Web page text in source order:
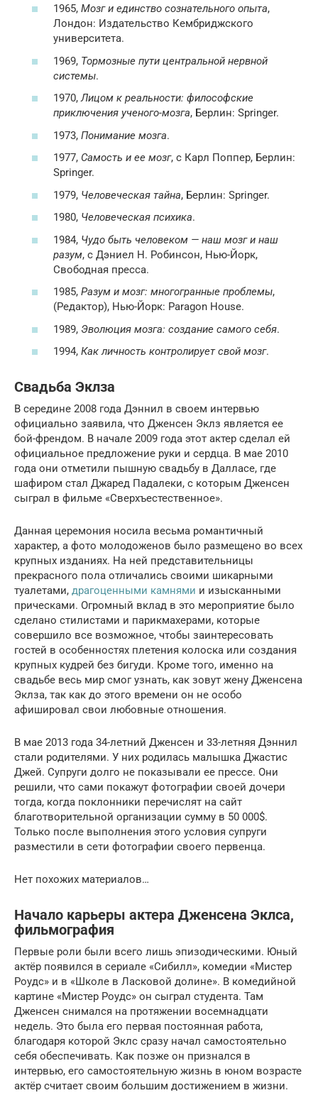
1965, Мозг и единство сознательного опыта,
Лондон: Издательство Кембриджского
университета.
1969, Тормозные пути центральной нервной
системы.
1970,Лицом к реальности: философские
приключения ученого-мозга, Берлин: Springer.
1973, Понимание мозга.
1977, Самость и ее мозг, с Карл Поппер, Берлин:
Springer.
1979, Человеческая тайна, Берлин: Springer.
1980, Человеческая психика.
1984, Чудо быть человеком — наш мозг и наш
разум, с Дэниел Н. Робинсон, Нью-Йорк,
Свободная пресса.
1985, Разум и мозг: многогранные проблемы,
(Редактор), Нью-Йорк: Paragon House.
1989, Эволюция мозга: создание самого себя.
1994, Как личность контролирует свой мозг.
Свадьба Эклза
В середине 2008 года Дэннил в своем интервью
официально заявила, что Дженсен Эклз является ее
бой-френдом. В начале 2009 года этот актер сделал ей
официальное предложение руки и сердца. В мае 2010
года они отметили пышную свадьбу в Далласе, где
шафиром стал Джаред Падалеки, с которым Дженсен
сыграл в фильме «Сверхъестественное».
Данная церемония носила весьма романтичный
характер, а фото молодоженов было размещено во всех
крупных изданиях. На ней представительницы
прекрасного пола отличались своими шикарными
туалетами, драгоценными камнями и изысканными
прическами. Огромный вклад в это мероприятие было
сделано стилистами и парикмахерами, которые
совершило все возможное, чтобы заинтересовать
гостей в особенностях плетения колоска или создания
крупных кудрей без бигуди. Кроме того, именно на
свадьбе весь мир смог узнать, как зовут жену Дженсена
Эклза, так как до этого времени он не особо
афишировал свои любовные отношения.
В мае 2013 года 34-летний Дженсен и 33-летняя Дэннил
стали родителями. У них родилась малышка Джастис
Джей. Супруги долго не показывали ее прессе. Они
решили, что сами покажут фотографии своей дочери
тогда, когда поклонники перечислят на сайт
благотворительной организации сумму в 50 000$.
Только после выполнения этого условия супруги
разместили в сети фотографии своего первенца.
Нет похожих материалов…
Начало карьеры актера Дженсена Эклса,
фильмография
Первые роли были всего лишь эпизодическими. Юный
актёр появился в сериале «Сибилл», комедии «Мистер
Роудс» и в «Школе в Ласковой долине». В комедийной
картине «Мистер Роудс» он сыграл студента. Там
Дженсен снимался на протяжении восемнадцати
недель. Это была его первая постоянная работа,
благодаря которой Эклс сразу начал самостоятельно
себя обеспечивать. Как позже он признался в
интервью, его самостоятельную жизнь в юном возрасте
актёр считает своим большим достижением в жизни.